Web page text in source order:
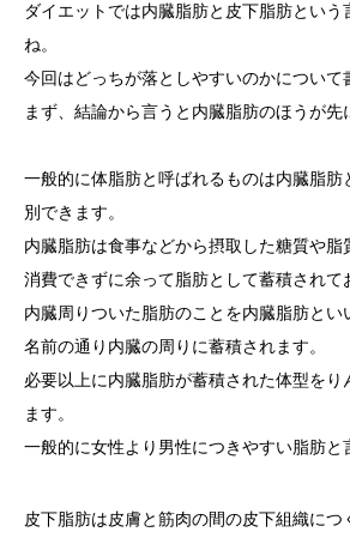
ダイエットでは内臓脂肪と皮下脂肪という
ね。
今回はどっちが落としやすいのかについて
まず、結論から言うと内臓脂肪のほうが先
一般的に体脂肪と呼ばれるものは内臓脂肪
別できます。
内臓脂肪は食事などから摂取した糖質や脂
消費できずに余って脂肪として蓄積されて
内臓周りついた脂肪のことを内臓脂肪とい
名前の通り内臓の周りに蓄積されます。
必要以上に内臓脂肪が蓄積された体型を
ます。
一般的に女性より男性につきやすい脂肪と
皮下脂肪は皮膚と筋肉の間の皮下組織につ